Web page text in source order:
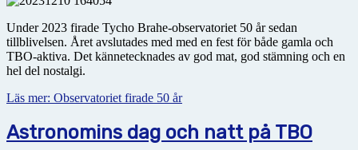
Under 2023 firade Tycho Brahe-observatoriet 50 år sedan
tillblivelsen. Året avslutades med med en fest för både gamla och
TBO-aktiva. Det kännetecknades av god mat, god stämning och en
hel del nostalgi.
Läs mer: Observatoriet firade 50 år
Astronomins dag och natt på TBO